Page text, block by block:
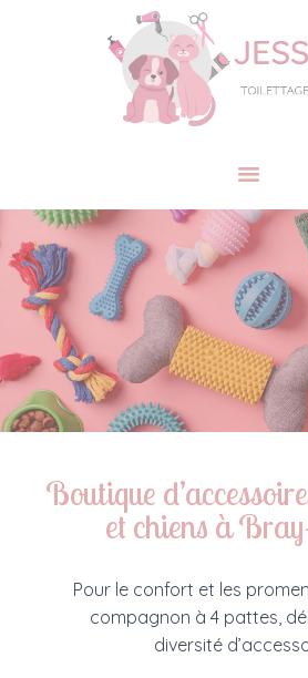
Boutique
et chiens à
Pour le confort et les
compagnon à 4 pattes,
diversité